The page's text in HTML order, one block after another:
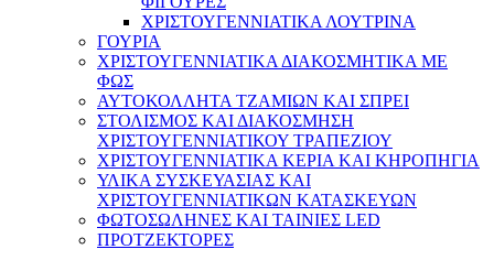
ΧΡΙΣΤΟΥΓΕΝΝΙΑΤΙΚΑ ΛΟΥΤΡΙΝΑ
ΓΟΥΡΙΑ
ΧΡΙΣΤΟΥΓΕΝΝΙΑΤΙΚΑ ΔΙΑΚΟΣΜΗΤΙΚΑ ΜΕ
ΦΩΣ
ΑΥΤΟΚΟΛΛΗΤΑ ΤΖΑΜΙΩΝ ΚΑΙ ΣΠΡΕΙ
ΣΤΟΛΙΣΜΟΣ ΚΑΙ ΔΙΑΚΟΣΜΗΣΗ
ΧΡΙΣΤΟΥΓΕΝΝΙΑΤΙΚΟΥ ΤΡΑΠΕΖΙΟΥ
ΧΡΙΣΤΟΥΓΕΝΝΙΑΤΙΚΑ ΚΕΡΙΑ ΚΑΙ ΚΗΡΟΠΗΓΙΑ
ΥΛΙΚΑ ΣΥΣΚΕΥΑΣΙΑΣ ΚΑΙ
ΧΡΙΣΤΟΥΓΕΝΝΙΑΤΙΚΩΝ ΚΑΤΑΣΚΕΥΩΝ
ΦΩΤΟΣΩΛΗΝΕΣ ΚΑΙ ΤΑΙΝΙΕΣ LED
ΠΡΟΤΖΕΚΤΟΡΕΣ